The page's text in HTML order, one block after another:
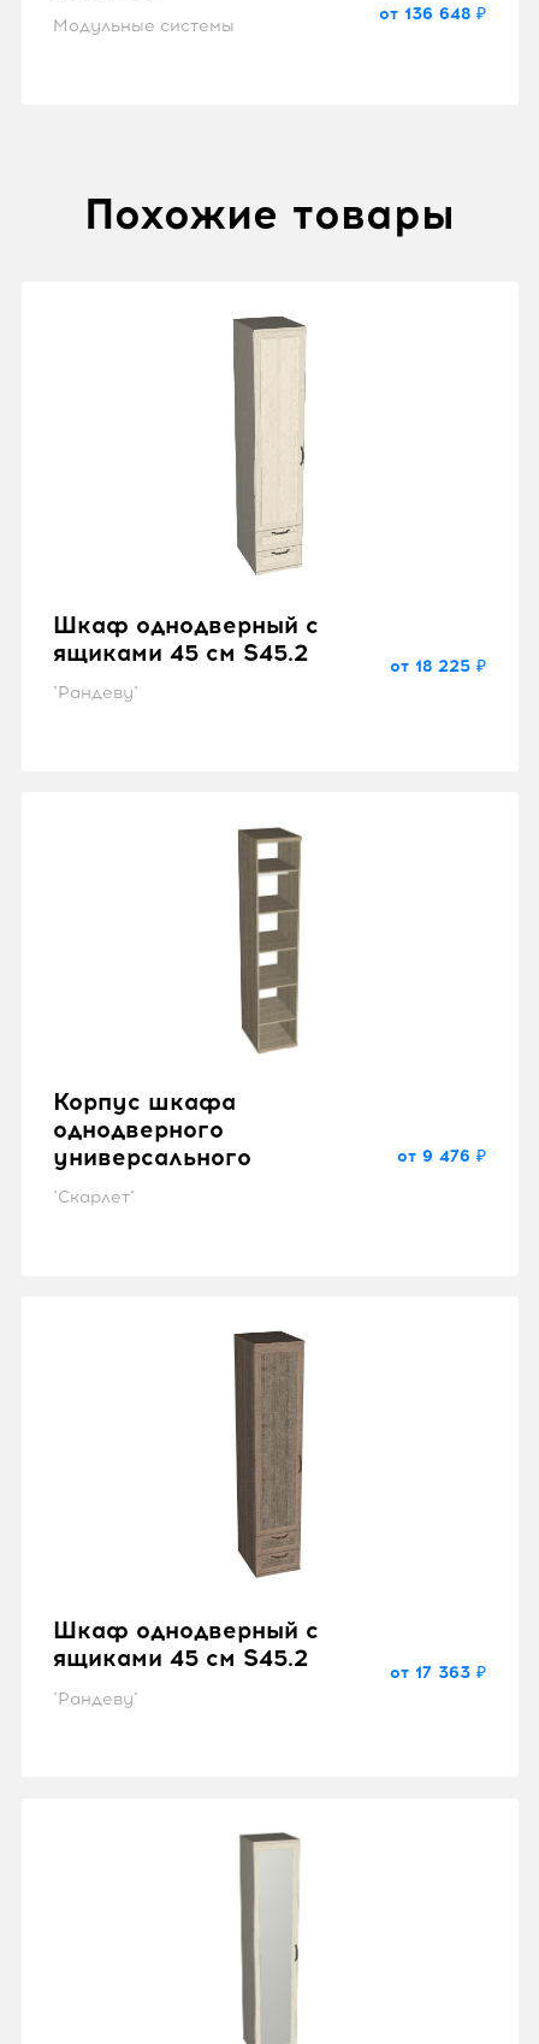
Модульные системы
от 136 648 ₽
Похожие товары
Шкаф однодверный с
ящиками 45 см S45.2
"Рандеву"
от 18 225 ₽
Корпус шкафа
однодверного
универсального
"Скарлет"
от 9 476 ₽
Шкаф однодверный с
ящиками 45 см S45.2
"Рандеву"
от 17 363 ₽